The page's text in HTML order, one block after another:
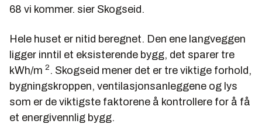
68 vi kommer. sier Skogseid.
Hele huset er nitid beregnet. Den ene langveggen
ligger inntil et eksisterende bygg, det sparer tre
kWh/m 2 . Skogseid mener det er tre viktige forhold,
bygningskroppen, ventilasjonsanleggene og lys
som er de viktigste faktorene å kontrollere for å få
et energivennlig bygg.